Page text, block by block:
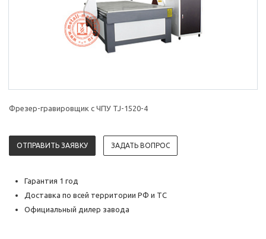
Фрезер-гравировщик с ЧПУ TJ-1520-4
ОТПРАВИТЬ ЗАЯВКУ ЗАДАТЬ ВОПРОС
Гарантия 1 год
Доставка по всей территории РФ и ТС
Официальный дилер завода